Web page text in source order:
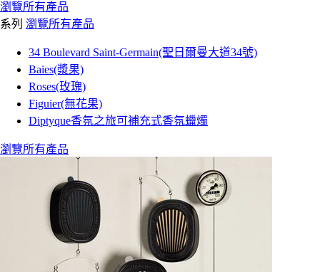
瀏覽所有產品
系列 瀏覽所有產品
34 Boulevard Saint-Germain(聖日爾曼大道34號)
Baies(漿果)
Roses(玫瑰)
Figuier(無花果)
Diptyque香氛之旅可補充式香氛蠟燭
瀏覽所有產品